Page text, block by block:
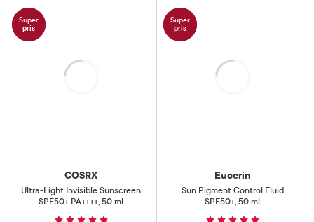
Super
pris
COSRX
Ultra-Light Invisible Sunscreen
SPF50+ PA++++, 50 ml
Super
pris
Eucerin
Sun Pigment Control Fluid
SPF50+, 50 ml